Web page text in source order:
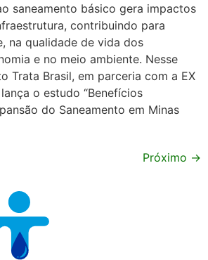
saneamento básico gera impactos
contribuindo para
na qualidade de vida dos
e no meio ambiente. Nesse
Trata Brasil, em parceria com a EX
o estudo “Benefícios
do Saneamento em Minas
Próximo →